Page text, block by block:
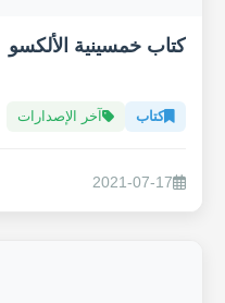
كتاب خمسينية الألكسو
كتاب آخر الإصدارات
2021-07-17